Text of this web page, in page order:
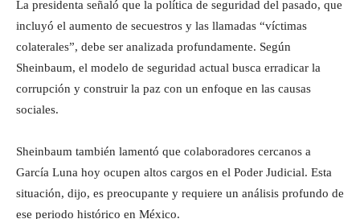
La presidenta señaló que la política de seguridad del pasado, que
incluyó el aumento de secuestros y las llamadas “víctimas
colaterales”, debe ser analizada profundamente. Según
Sheinbaum, el modelo de seguridad actual busca erradicar la
corrupción y construir la paz con un enfoque en las causas
sociales.
Sheinbaum también lamentó que colaboradores cercanos a
García Luna hoy ocupen altos cargos en el Poder Judicial. Esta
situación, dijo, es preocupante y requiere un análisis profundo de
ese periodo histórico en México.